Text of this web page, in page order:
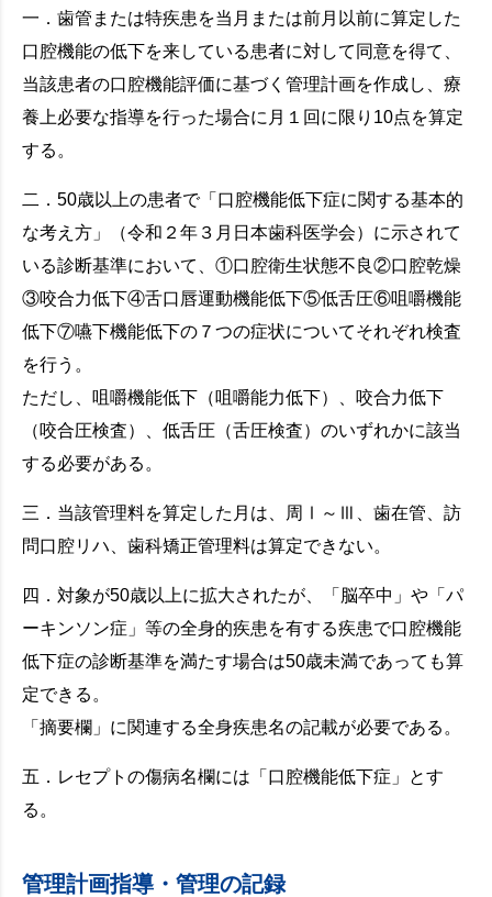
一．歯管または特疾患を当月または前月以前に算定した
口腔機能の低下を来している患者に対して同意を得て、
当該患者の口腔機能評価に基づく管理計画を作成し、療
養上必要な指導を行った場合に月１回に限り10点を算定
する。
二．50歳以上の患者で「口腔機能低下症に関する基本的
な考え方」（令和２年３月日本歯科医学会）に示されて
いる診断基準において、①口腔衛生状態不良②口腔乾燥
③咬合力低下④舌口唇運動機能低下⑤低舌圧⑥咀嚼機能
低下⑦嚥下機能低下の７つの症状についてそれぞれ検査
を行う。
ただし、咀嚼機能低下（咀嚼能力低下）、咬合力低下
（咬合圧検査）、低舌圧（舌圧検査）のいずれかに該当
する必要がある。
三．当該管理料を算定した月は、周Ⅰ～Ⅲ、歯在管、訪
問口腔リハ、歯科矯正管理料は算定できない。
四．対象が50歳以上に拡大されたが、「脳卒中」や「パ
ーキンソン症」等の全身的疾患を有する疾患で口腔機能
低下症の診断基準を満たす場合は50歳未満であっても算
定できる。
「摘要欄」に関連する全身疾患名の記載が必要である。
五．レセプトの傷病名欄には「口腔機能低下症」とす
る。
管理計画指導・管理の記録